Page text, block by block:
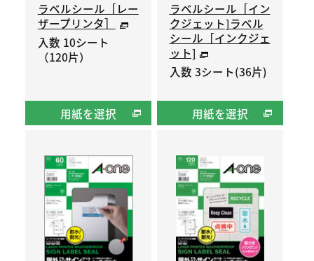
ラベルシール［レー
ザープリンタ］
入数 10シート
（120片）
用紙を選択
ラベルシール［イン
クジェット]ラベル
シール［インクジェ
ット]
入数 3シート(36片)
用紙を選択